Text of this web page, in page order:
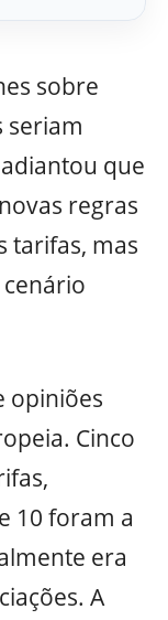
sobre
seriam
que
regras
tarifas, mas
opiniões
Cinco
10 foram a
era
A